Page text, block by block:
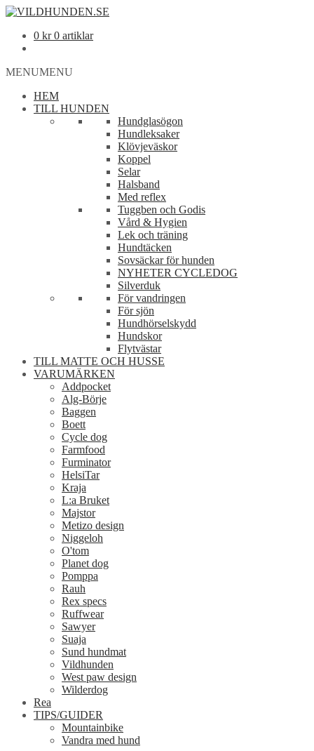
0 kr 0 artiklar
MENUMENU
HEM
TILL HUNDEN
Hundglasögon
Hundleksaker
Klövjeväskor
Koppel
Selar
Halsband
Med reflex
Tuggben och Godis
Vård & Hygien
Lek och träning
Hundtäcken
Sovsäckar för hunden
NYHETER CYCLEDOG
Silverduk
För vandringen
För sjön
Hundhörselskydd
Hundskor
Flytvästar
TILL MATTE OCH HUSSE
VARUMÄRKEN
Addpocket
Alg-Börje
Baggen
Boett
Cycle dog
Farmfood
Furminator
HelsiTar
Kraja
L:a Bruket
Majstor
Metizo design
Niggeloh
O'tom
Planet dog
Pomppa
Rauh
Rex specs
Ruffwear
Sawyer
Suaja
Sund hundmat
Vildhunden
West paw design
Wilderdog
Rea
TIPS/GUIDER
Mountainbike
Vandra med hund